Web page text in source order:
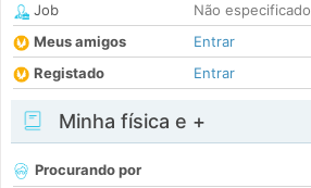
Job
Não especificado
Meus amigos
Entrar
Registado
Entrar
Minha física e +
Procurando por